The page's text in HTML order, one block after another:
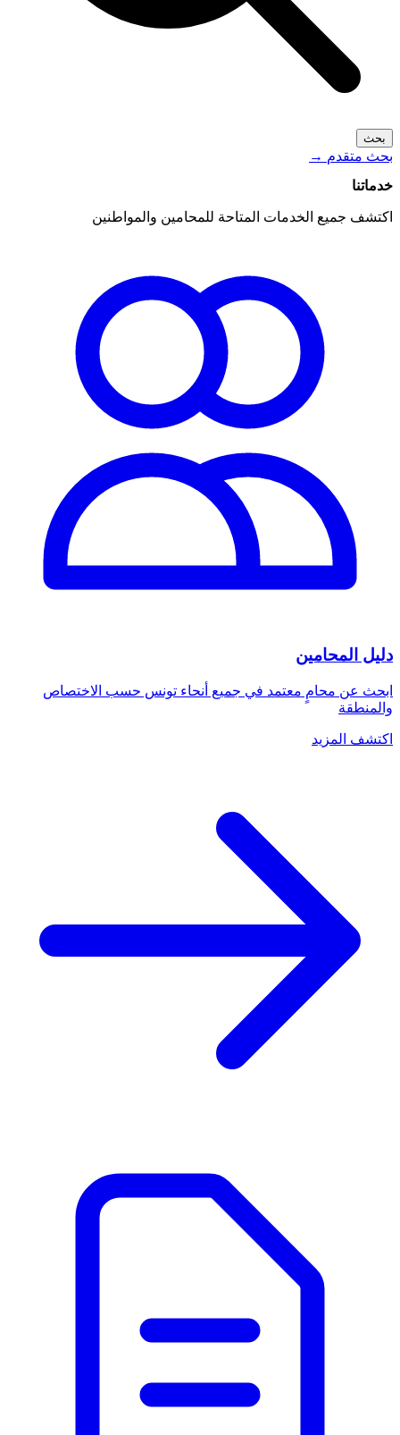
بحث
بحث متقدم →
خدماتنا
اكتشف جميع الخدمات المتاحة للمحامين والمواطنين
دليل المحامين
ابحث عن محامٍ معتمد في جميع أنحاء تونس حسب الاختصاص
والمنطقة
اكتشف المزيد